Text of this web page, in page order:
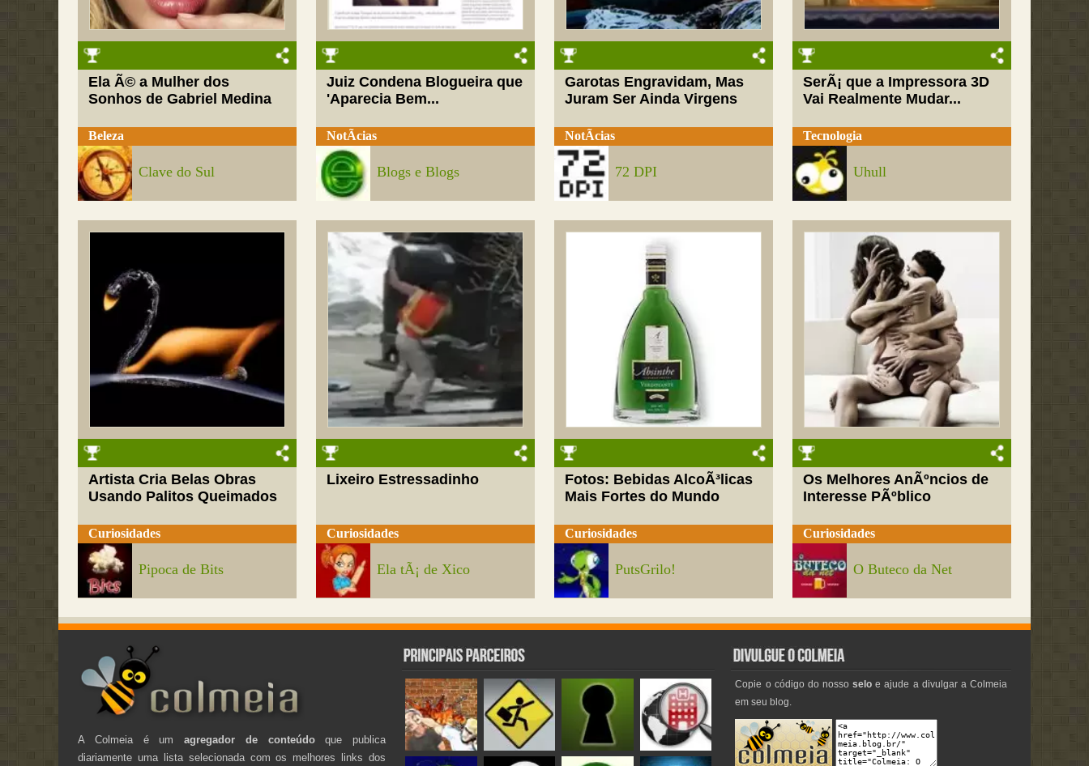
Ela Ã© a Mulher dos
Sonhos de Gabriel Medina
Beleza
Clave do Sul
Juiz Condena Blogueira que
'Aparecia Bem...
NotÃ­cias
Blogs e Blogs
Garotas Engravidam, Mas
Juram Ser Ainda Virgens
NotÃ­cias
72 DPI
SerÃ¡ que a Impressora 3D
Vai Realmente Mudar...
Tecnologia
Uhull
Artista Cria Belas Obras
Usando Palitos Queimados
Curiosidades
Pipoca de Bits
Lixeiro Estressadinho
Curiosidades
Ela tÃ¡ de Xico
Fotos: Bebidas AlcoÃ³licas
Mais Fortes do Mundo
Curiosidades
PutsGrilo!
Os Melhores AnÃºncios de
Interesse PÃºblico
Curiosidades
O Buteco da Net
A Colmeia é umagregador de conteúdoque publica
diariamente uma lista selecionada com os melhores links dos
Copie o código do nossoselo e ajude a divulgar a Colmeia
em seu blog.